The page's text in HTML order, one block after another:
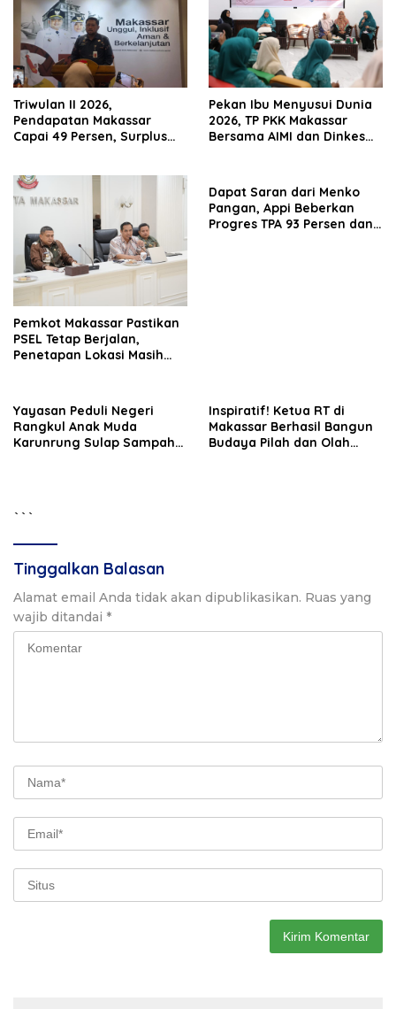
Triwulan II 2026,
Pendapatan Makassar
Capai 49 Persen, Surplus
Pekan Ibu Menyusui Dunia
2026, TP PKK Makassar
Bersama AIMI dan Dinkes
Pemkot Makassar Pastikan
PSEL Tetap Berjalan,
Penetapan Lokasi Masih
Dapat Saran dari Menko
Pangan, Appi Beberkan
Progres TPA 93 Persen dan
Yayasan Peduli Negeri
Rangkul Anak Muda
Karunrung Sulap Sampah
Inspiratif! Ketua RT di
Makassar Berhasil Bangun
Budaya Pilah dan Olah
```
Tinggalkan Balasan
Alamat email Anda tidak akan dipublikasikan. Ruas yang
wajib ditandai *